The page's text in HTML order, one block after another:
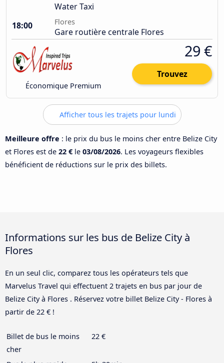
Water Taxi
18:00
Flores
Gare routière centrale Flores
Économique Premium
29 €
Trouvez
Afficher tous les trajets pour lundi
Meilleure offre : le prix du bus le moins cher entre Belize City
et Flores est de 22 € le 03/08/2026. Les voyageurs flexibles
bénéficient de réductions sur le prix des billets.
Informations sur les bus de Belize City à
Flores
En un seul clic, comparez tous les opérateurs tels que
Marvelus Travel qui effectuent 2 trajets en bus par jour de
Belize City à Flores . Réservez votre billet Belize City - Flores à
partir de 22 € !
Billet de bus le moins
cher
22 €